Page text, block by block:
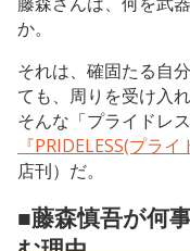
か。
それは、確固たる自
ても、周りを受け入
そんな「プライドレ
『PRIDELESS(プラ
店刊）だ。
■藤森慎吾が何